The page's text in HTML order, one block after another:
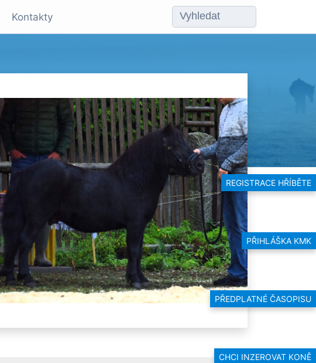
REGISTRACE HŘÍBĚTE
PŘIHLÁŠKA KMK
PŘEDPLATNÉ ČASOPISU
CHCI INZEROVAT KONĚ
Kontakty